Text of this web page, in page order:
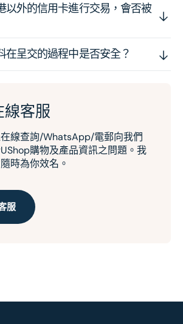
以外的信用卡進行交易，會否被
在呈交的過程中是否安全？
客服
線查詢/WhatsApp/電郵向我們
購物及產品資訊之問題。我
時為你效名。
服